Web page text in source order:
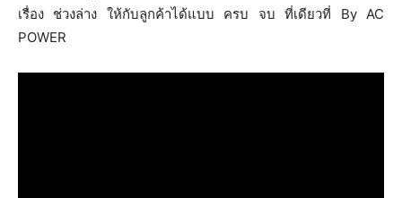
เรื่อง ช่วงล่าง ให้กับลูกค้าได้แบบ ครบ จบ ที่เดียวที่ By AC
POWER